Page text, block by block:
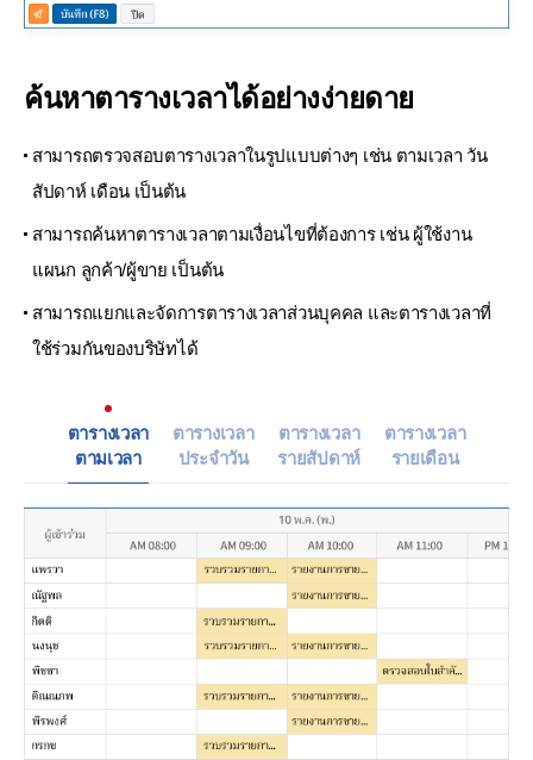
ค้นหาตารางเวลาได้อย่างง่ายดาย
สามารถตรวจสอบตารางเวลาในรูปแบบต่างๆ เช่น ตามเวลา วัน
สัปดาห์ เดือน เป็นต้น
สามารถค้นหาตารางเวลาตามเงื่อนไขที่ต้องการ เช่น ผู้ใช้งาน
แผนก ลูกค้า/ผู้ขาย เป็นต้น
สามารถแยกและจัดการตารางเวลาส่วนบุคคล และตารางเวลาที่
ใช้ร่วมกันของบริษัทได้
ตารางเวลา
ตามเวลา
ตารางเวลา
ประจำวัน
ตารางเวลา
รายสัปดาห์
ตารางเวลา
รายเดือน